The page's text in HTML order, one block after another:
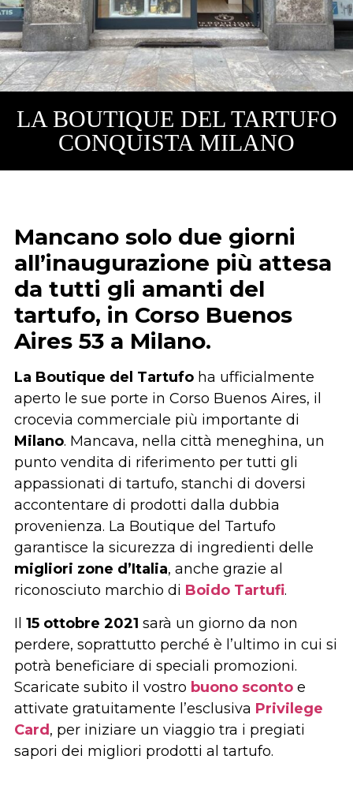
LA BOUTIQUE DEL TARTUFO
CONQUISTA MILANO
Mancano solo due giorni
all’inaugurazione più attesa
da tutti gli amanti del
tartufo, in Corso Buenos
Aires 53 a Milano.
La Boutique del Tartufo ha ufficialmente
aperto le sue porte in Corso Buenos Aires, il
crocevia commerciale più importante di
Milano. Mancava, nella città meneghina, un
punto vendita di riferimento per tutti gli
appassionati di tartufo, stanchi di doversi
accontentare di prodotti dalla dubbia
provenienza. La Boutique del Tartufo
garantisce la sicurezza di ingredienti delle
migliori zone d’Italia, anche grazie al
riconosciuto marchio di Boido Tartufi.
Il 15 ottobre 2021 sarà un giorno da non
perdere, soprattutto perché è l’ultimo in cui si
potrà beneficiare di speciali promozioni.
Scaricate subito il vostro buono sconto e
attivate gratuitamente l’esclusiva Privilege
Card, per iniziare un viaggio tra i pregiati
sapori dei migliori prodotti al tartufo.